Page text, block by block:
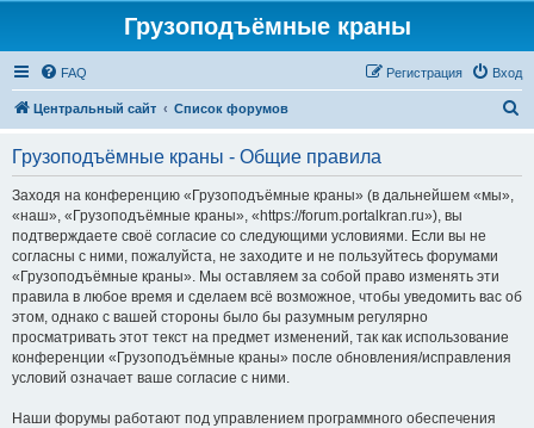
Грузоподъёмные краны
FAQ Вход
Регистрация
Центральный сайт Список форумов
Грузоподъёмные краны - Общие правила
Заходя на конференцию «Грузоподъёмные краны» (в дальнейшем «мы»,
«наш», «Грузоподъёмные краны», «https://forum.portalkran.ru»), вы
подтверждаете своё согласие со следующими условиями. Если вы не
согласны с ними, пожалуйста, не заходите и не пользуйтесь форумами
«Грузоподъёмные краны». Мы оставляем за собой право изменять эти
правила в любое время и сделаем всё возможное, чтобы уведомить вас об
этом, однако с вашей стороны было бы разумным регулярно
просматривать этот текст на предмет изменений, так как использование
конференции «Грузоподъёмные краны» после обновления/исправления
условий означает ваше согласие с ними.
Наши форумы работают под управлением программного обеспечения